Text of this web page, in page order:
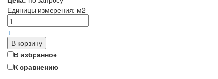
Единицы измерения: м2
+ -
В корзину
В избранное
К сравнению